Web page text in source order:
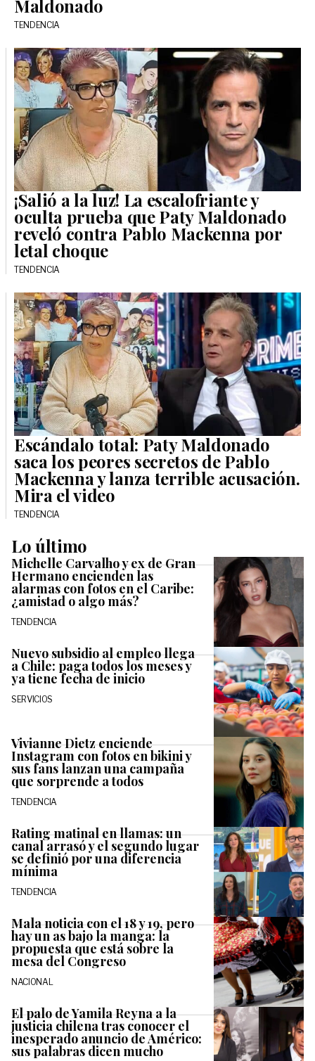
Maldonado
TENDENCIA
¡Salió a la luz! La escalofriante y
oculta prueba que Paty Maldonado
reveló contra Pablo Mackenna por
letal choque
TENDENCIA
Escándalo total: Paty Maldonado
saca los peores secretos de Pablo
Mackenna y lanza terrible acusación.
Mira el video
TENDENCIA
Lo último
Michelle Carvalho y ex de Gran
Hermano encienden las
alarmas con fotos en el Caribe:
¿amistad o algo más?
TENDENCIA
Nuevo subsidio al empleo llega
a Chile: paga todos los meses y
ya tiene fecha de inicio
SERVICIOS
Vivianne Dietz enciende
Instagram con fotos en bikini y
sus fans lanzan una campaña
que sorprende a todos
TENDENCIA
Rating matinal en llamas: un
canal arrasó y el segundo lugar
se definió por una diferencia
mínima
TENDENCIA
Mala noticia con el 18 y 19, pero
hay un as bajo la manga: la
propuesta que está sobre la
mesa del Congreso
NACIONAL
El palo de Yamila Reyna a la
justicia chilena tras conocer el
inesperado anuncio de Américo:
sus palabras dicen mucho